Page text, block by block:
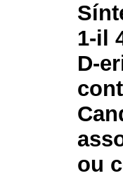
1-il
D-
ou